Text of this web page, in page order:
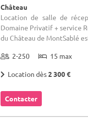
Château
Location de salle de
Domaine Privatif + service
du Château de MontSablé
2-250 15 max
Location dès2 300 €
Contacter